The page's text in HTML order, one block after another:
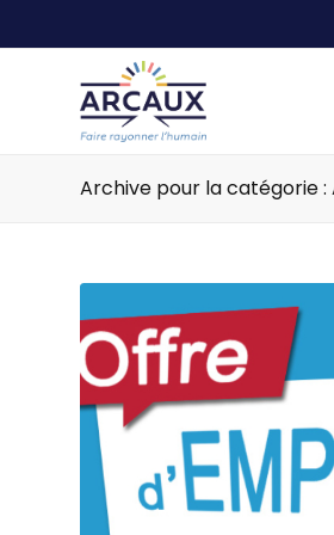
Archive pour la catégorie